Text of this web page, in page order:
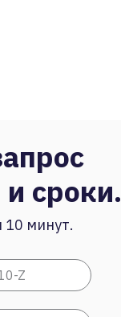
сроки.
10 минут.